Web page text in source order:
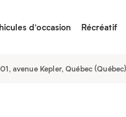
d’occasion Récréatif
avenue Kepler, Québec